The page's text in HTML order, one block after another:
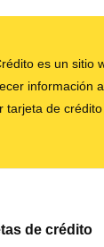
es un sitio
información
tarjeta de
de crédito